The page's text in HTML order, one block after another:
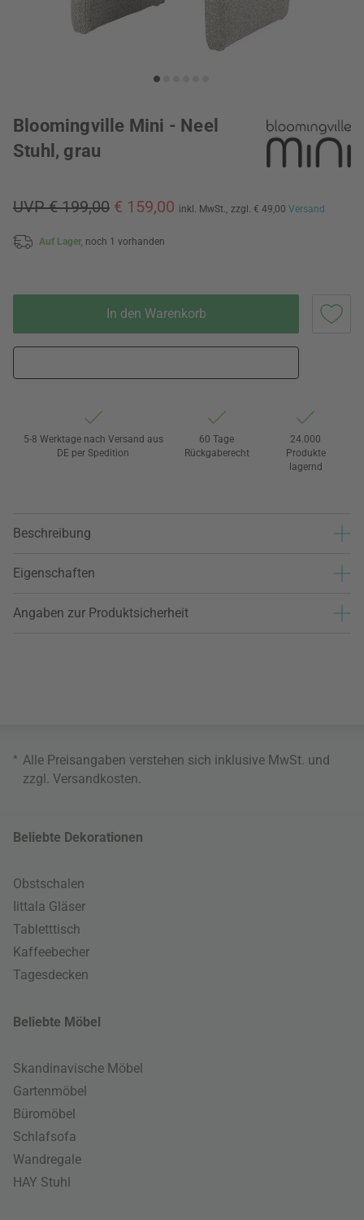
Bloomingville Mini - Neel
Stuhl, grau
UVP € 199,00 € 159,00 inkl. MwSt., zzgl. € 49,00 Versand
Auf Lager, noch 1 vorhanden
In den Warenkorb
5-8 Werktage nach Versand aus
DE per Spedition
60 Tage
Rückgaberecht
24.000
Produkte
lagernd
Beschreibung
Eigenschaften
Angaben zur Produktsicherheit
* Alle Preisangaben verstehen sich inklusive MwSt. und
zzgl. Versandkosten
Beliebte Dekorationen
Obstschalen
Iittala Gläser
Tabletttisch
Kaffeebecher
Tagesdecken
Beliebte Möbel
Skandinavische Möbel
Gartenmöbel
Büromöbel
Schlafsofa
Wandregale
HAY Stuhl